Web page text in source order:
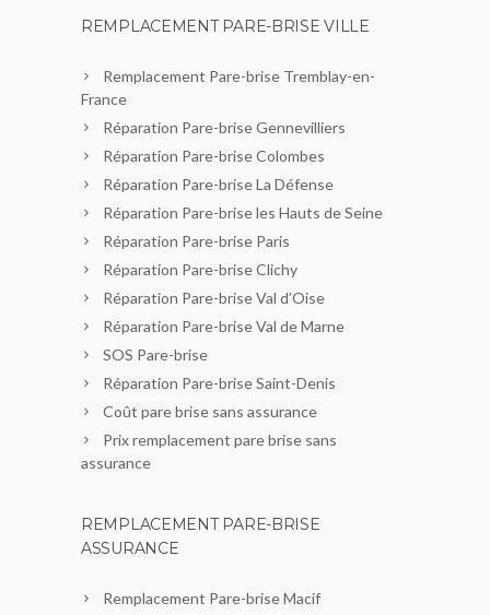
REMPLACEMENT PARE-BRISE VILLE
Remplacement Pare-brise Tremblay-en-
France
Réparation Pare-brise Gennevilliers
Réparation Pare-brise Colombes
Réparation Pare-brise La Défense
Réparation Pare-brise les Hauts de Seine
Réparation Pare-brise Paris
Réparation Pare-brise Clichy
Réparation Pare-brise Val d’Oise
Réparation Pare-brise Val de Marne
SOS Pare-brise
Réparation Pare-brise Saint-Denis
Coût pare brise sans assurance
Prix remplacement pare brise sans
assurance
REMPLACEMENT PARE-BRISE
ASSURANCE
Remplacement Pare-brise Macif